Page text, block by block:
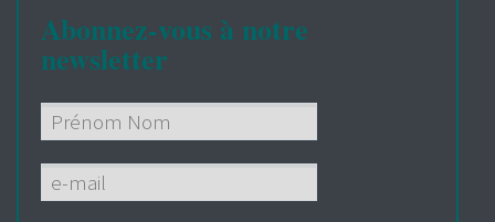
Abonnez-vous à notre
newsletter